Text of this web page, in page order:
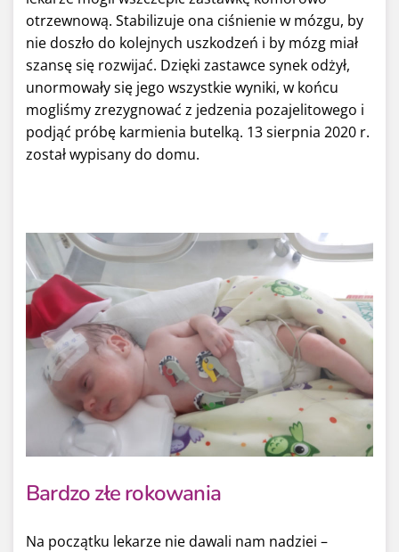
otrzewnową. Stabilizuje ona ciśnienie w mózgu, by
nie doszło do kolejnych uszkodzeń i by mózg miał
szansę się rozwijać. Dzięki zastawce synek odżył,
unormowały się jego wszystkie wyniki, w końcu
mogliśmy zrezygnować z jedzenia pozajelitowego i
podjąć próbę karmienia butelką. 13 sierpnia 2020 r.
został wypisany do domu.
Bardzo złe rokowania
Na początku lekarze nie dawali nam nadziei –